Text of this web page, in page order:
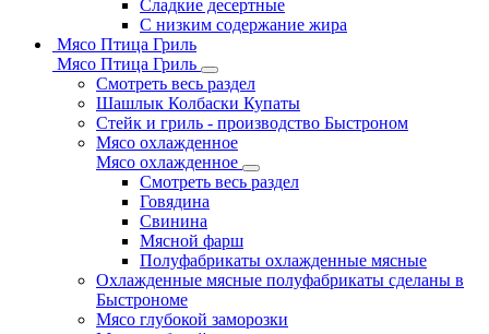
Сладкие десертные
С низким содержание жира
Мясо Птица Гриль
Мясо Птица Гриль
Смотреть весь раздел
Шашлык Колбаски Купаты
Стейк и гриль - производство Быстроном
Мясо охлажденное
Мясо охлажденное
Смотреть весь раздел
Говядина
Свинина
Мясной фарш
Полуфабрикаты охлажденные мясные
Охлажденные мясные полуфабрикаты сделаны в
Быстрономе
Мясо глубокой заморозки